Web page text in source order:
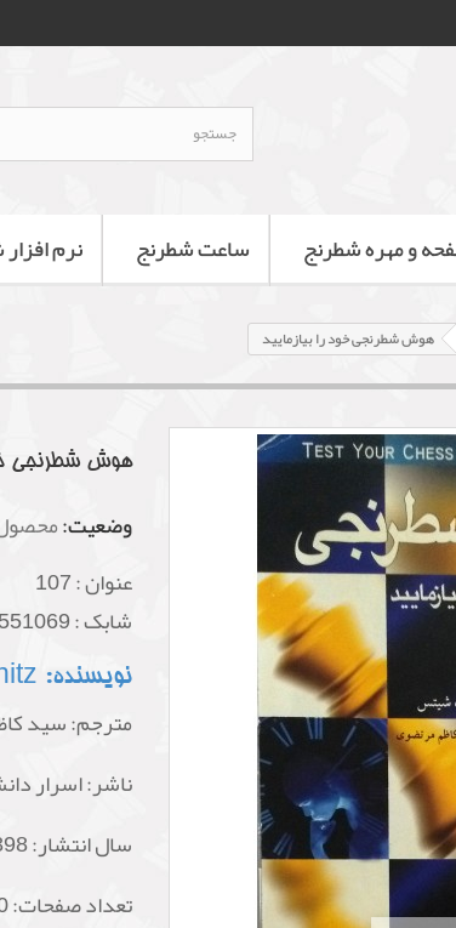
و مهره شطرنج ساعت شطرنج نرم
هوش شطرنجی خود را بیازمایید
هوش شطرنجی
وضعیت:
عنوان :107
شابک :
نويسنده: August Livshitz
مترجم: سید
ناشر: اسرار
سال انتشار: 1398
تعداد صفحات: 130